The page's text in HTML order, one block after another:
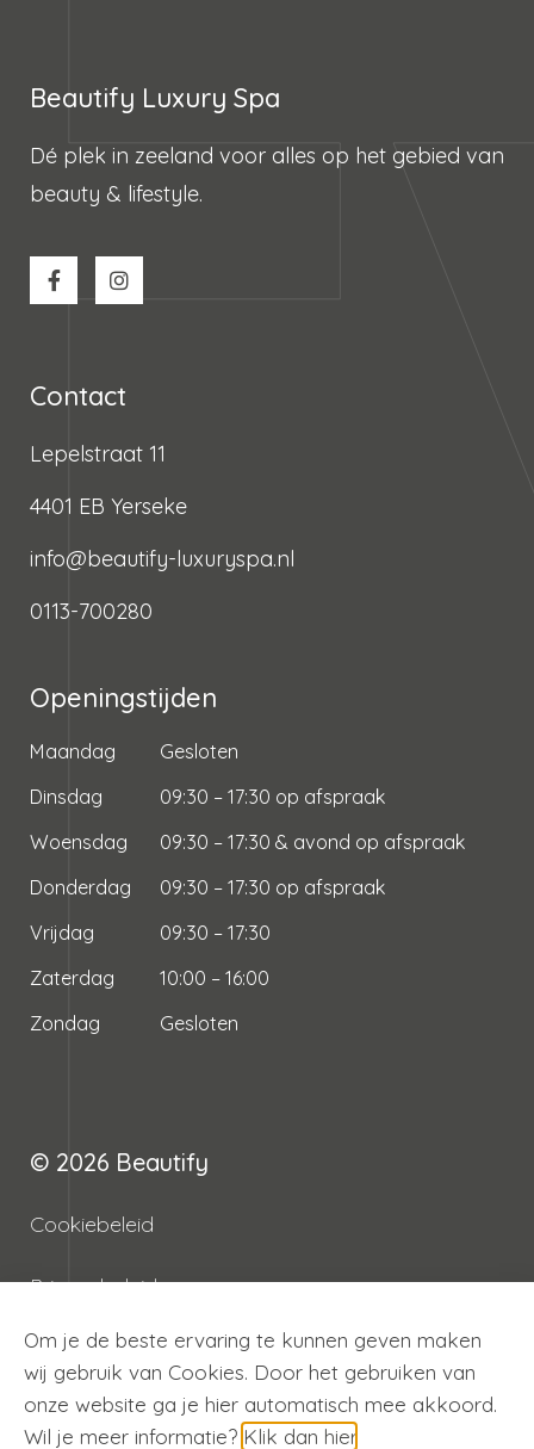
Beautify Luxury Spa
Dé plek in zeeland voor alles op het gebied van
beauty & lifestyle.
Contact
Lepelstraat 11
4401 EB Yerseke
info@beautify-luxuryspa.nl
0113-700280
Openingstijden
Maandag
Gesloten
Dinsdag
09:30 – 17:30 op afspraak
Woensdag
09:30 – 17:30 & avond op afspraak
Donderdag
09:30 – 17:30 op afspraak
Vrijdag
09:30 – 17:30
Zaterdag
10:00 – 16:00
Zondag
Gesloten
© 2026 Beautify
Cookiebeleid
Privacybeleid
Algemene voorwaarden
Betaal veilig met
Om je de beste ervaring te kunnen geven maken
wij gebruik van Cookies. Door het gebruiken van
onze website ga je hier automatisch mee akkoord.
Wil je meer informatie? Klik dan hier